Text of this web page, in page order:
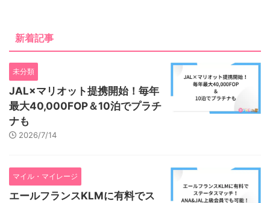
新着記事
未分類
JAL×マリオット提携開始！毎年
最大40,000FOP＆10泊でプラチ
ナも
2026/7/14
マイル・マイレージ
エールフランスKLMに有料でス